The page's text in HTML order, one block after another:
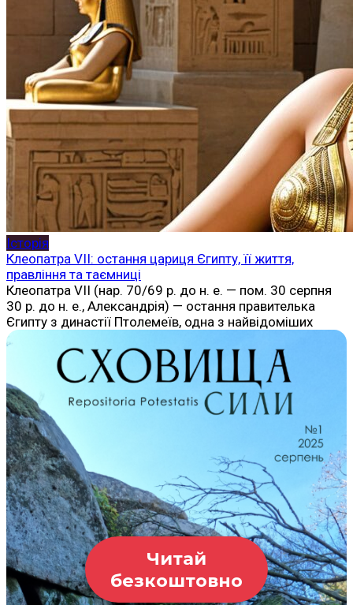
Історія
Клеопатра VII: остання цариця Єгипту, її життя,
правління та таємниці
Клеопатра VII (нар. 70/69 р. до н. е. — пом. 30 серпня
30 р. до н. е., Александрія) — остання правителька
Єгипту з династії Птолемеїв, одна з найвідоміших
Читай
безкоштовно